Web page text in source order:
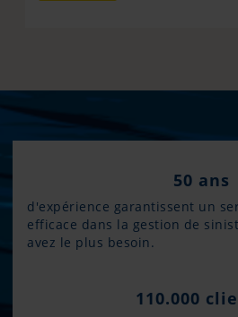
50 ans
d'expérience garantissent un
efficace dans la gestion de
avez le plus besoin.
110.000